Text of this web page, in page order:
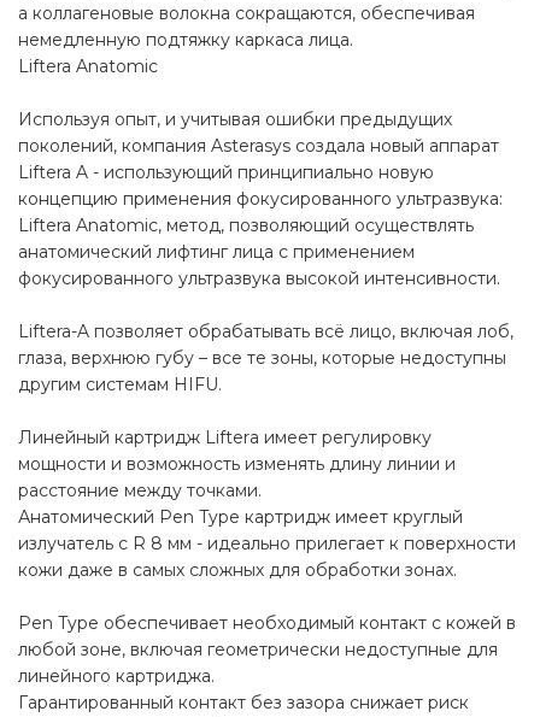
а коллагеновые волокна сокращаются, обеспечивая
немедленную подтяжку каркаса лица.
Liftera Anatomic
Используя опыт, и учитывая ошибки предыдущих
поколений, компания Asterasys создала новый аппарат
Liftera A - использующий принципиально новую
концепцию применения фокусированного ультразвука:
Liftera Anatomic, метод, позволяющий осуществлять
анатомический лифтинг лица с применением
фокусированного ультразвука высокой интенсивности.
Liftera-A позволяет обрабатывать всё лицо, включая лоб,
глаза, верхнюю губу – все те зоны, которые недоступны
другим системам HIFU.
Линейный картридж Lifterа имеет регулировку
мощности и возможность изменять длину линии и
расстояние между точками.
Анатомический Pen Type картридж имеет круглый
излучатель с R 8 мм - идеально прилегает к поверхности
кожи даже в самых сложных для обработки зонах.
Pen Type обеспечивает необходимый контакт с кожей в
любой зоне, включая геометрически недоступные для
линейного картриджа.
Гарантированный контакт без зазора снижает риск